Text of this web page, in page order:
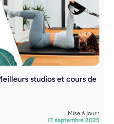
studios et cours de
Mise à jour :
17 septembre 2025